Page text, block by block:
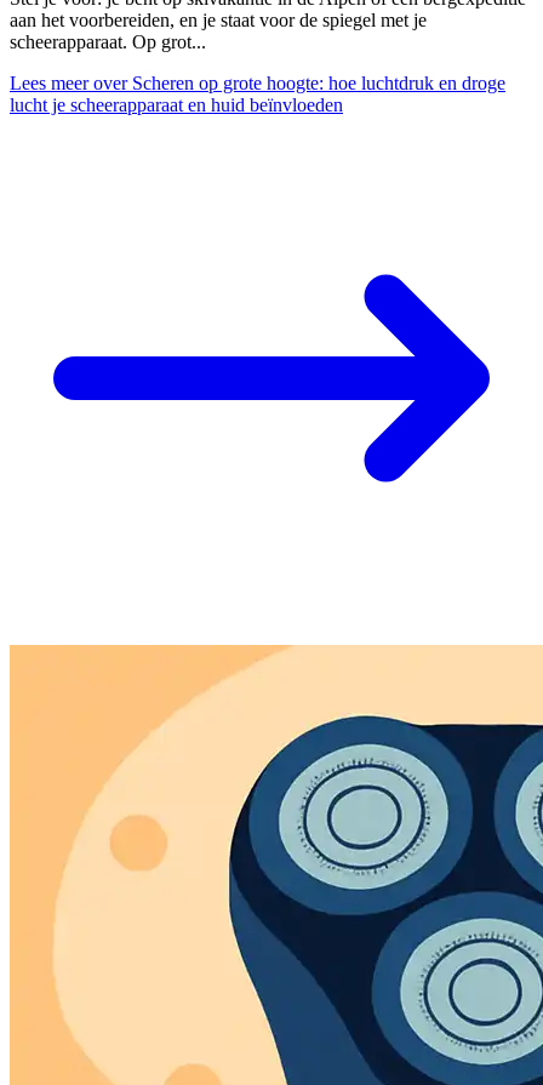
aan het voorbereiden, en je staat voor de spiegel met je
scheerapparaat. Op grot...
Lees meerover Scheren op grote hoogte: hoe luchtdruk en droge
lucht je scheerapparaat en huid beïnvloeden